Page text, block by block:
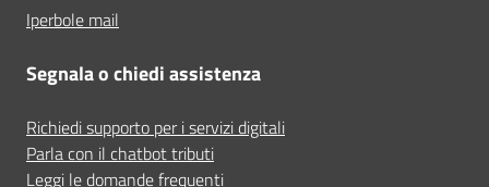
Iperbole mail
Segnala o chiedi assistenza
Richiedi supporto per i servizi digitali
Parla con il chatbot tributi
Leggi le domande frequenti